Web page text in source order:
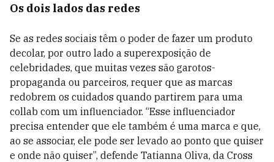
Os dois lados das redes
Se as redes sociais têm o poder de fazer um produto
decolar, por outro lado a superexposição de
celebridades, que muitas vezes são garotos-
propaganda ou parceiros, requer que as marcas
redobrem os cuidados quando partirem para uma
collab com um influenciador. “Esse influenciador
precisa entender que ele também é uma marca e que,
ao se associar, ele pode ser levado ao ponto que quiser
e onde não quiser”, defende Tatianna Oliva, da Cross